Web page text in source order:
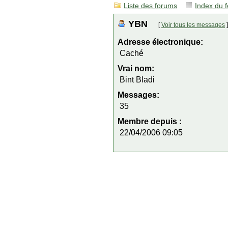
Liste des forums Index du
YBN [Voir tous les messages ]
Adresse électronique:
Caché
Vrai nom:
Bint Bladi
Messages:
35
Membre depuis :
22/04/2006 09:05